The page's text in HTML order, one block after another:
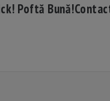
Poftă Bună!